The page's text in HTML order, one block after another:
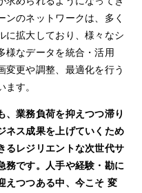
のネットワークは、多く
に拡大しており、様々なシ
様なデータを統合・活用
変更や調整、最適化を行う
す。
、業務負荷を抑えつつ滞り
ネス成果を上げていくため
るレジリエントな次世代サ
務です。人手や経験・勘に
えつつある中、今こそ 変